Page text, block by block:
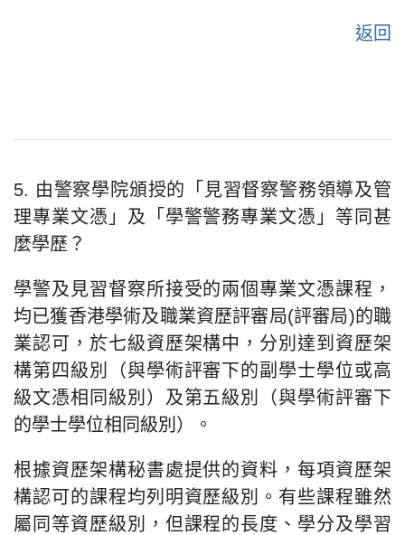
返回
5. 由警察學院頒授的「見習督察警務領導及管
理專業文憑」及「學警警務專業文憑」等同甚
麼學歷？
學警及見習督察所接受的兩個專業文憑課程，
均已獲香港學術及職業資歷評審局(評審局)的職
業認可，於七級資歷架構中，分別達到資歷架
構第四級別（與學術評審下的副學士學位或高
級文憑相同級別）及第五級別（與學術評審下
的學士學位相同級別）。
根據資歷架構秘書處提供的資料，每項資歷架
構認可的課程均列明資歷級別。有些課程雖然
屬同等資歷級別，但課程的長度、學分及學習